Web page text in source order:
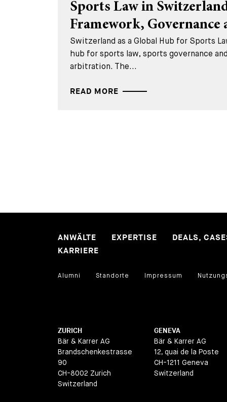
Sports Law in
Framework, Governance
Switzerland as a Global Hub for Sports
hub for sports law, sports governance
arbitration. The...
READ MORE
ANWÄLTE EXPERTISE DEALS,
KARRIERE
Alumni Standorte Impressum
ZURICH
Bär & Karrer AG
Brandschenkestrasse
90
CH-8002 Zurich
Switzerland
GENEVA
Bär & Karrer AG
12, quai de la Poste
CH-1211 Geneva
Switzerland